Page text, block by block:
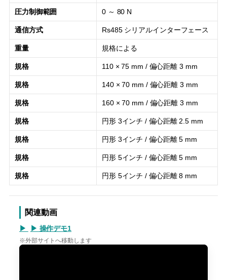
圧力制御範囲 0 ～ 80 N
通信方式 Rs485 シリアルインターフェース
重量 規格による
規格 110 × 75 mm / 偏心距離 3 mm
規格 140 × 70 mm / 偏心距離 3 mm
規格 160 × 70 mm / 偏心距離 3 mm
規格 円形 3インチ / 偏心距離 2.5 mm
規格 円形 3インチ / 偏心距離 5 mm
規格 円形 5インチ / 偏心距離 5 mm
規格 円形 5インチ / 偏心距離 8 mm
関連動画
▶ 操作デモ1
※外部サイトへ移動します